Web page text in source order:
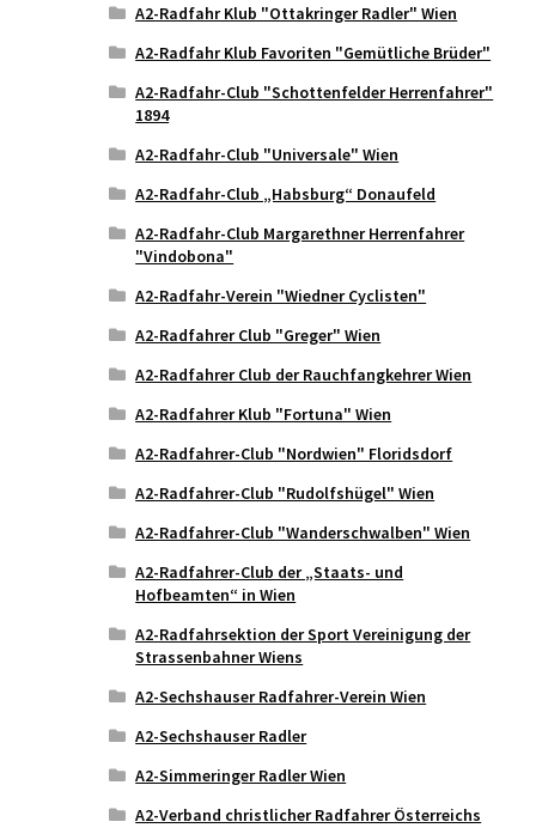
A2-Radfahr Klub "Ottakringer Radler" Wien
A2-Radfahr Klub Favoriten "Gemütliche Brüder"
A2-Radfahr-Club "Schottenfelder Herrenfahrer"
1894
A2-Radfahr-Club "Universale" Wien
A2-Radfahr-Club „Habsburg“ Donaufeld
A2-Radfahr-Club Margarethner Herrenfahrer
"Vindobona"
A2-Radfahr-Verein "Wiedner Cyclisten"
A2-Radfahrer Club "Greger" Wien
A2-Radfahrer Club der Rauchfangkehrer Wien
A2-Radfahrer Klub "Fortuna" Wien
A2-Radfahrer-Club "Nordwien" Floridsdorf
A2-Radfahrer-Club "Rudolfshügel" Wien
A2-Radfahrer-Club "Wanderschwalben" Wien
A2-Radfahrer-Club der „Staats- und
Hofbeamten“ in Wien
A2-Radfahrsektion der Sport Vereinigung der
Strassenbahner Wiens
A2-Sechshauser Radfahrer-Verein Wien
A2-Sechshauser Radler
A2-Simmeringer Radler Wien
A2-Verband christlicher Radfahrer Österreichs